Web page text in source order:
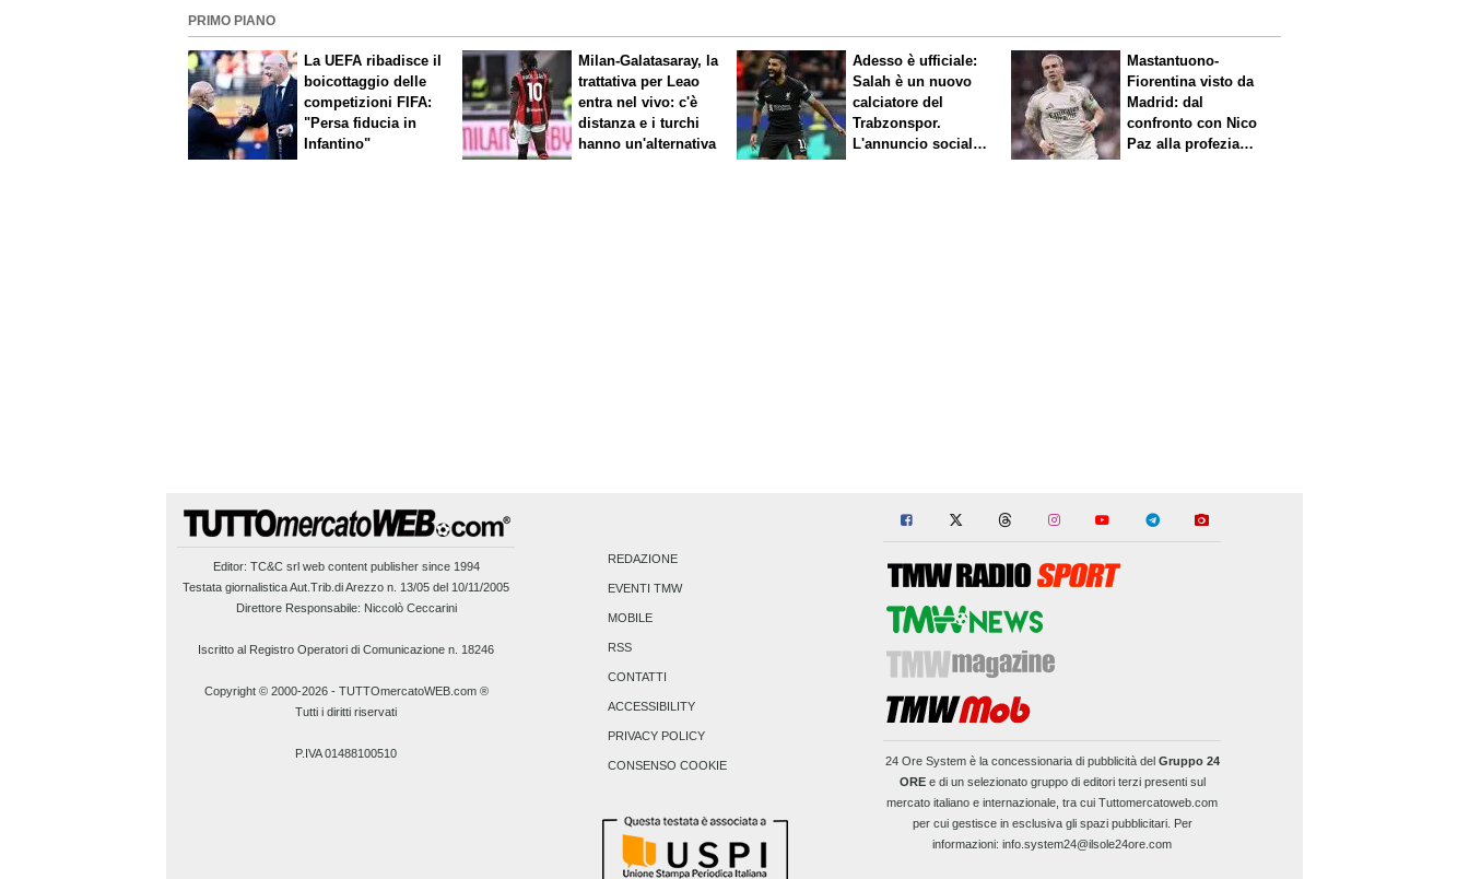
PRIMO PIANO
La UEFA ribadisce il
boicottaggio delle
competizioni FIFA:
"Persa fiducia in
Infantino"
Milan-Galatasaray, la
trattativa per Leao
entra nel vivo: c'è
distanza e i turchi
hanno un'alternativa
Adesso è ufficiale:
Salah è un nuovo
calciatore del
Trabzonspor.
L'annuncio social
Mastantuono-
Fiorentina visto da
Madrid: dal
confronto con Nico
Paz alla profezia
Editor: TC&C srl web content publisher since 1994
Testata giornalistica Aut.Trib.di Arezzo n. 13/05 del 10/11/2005
Direttore Responsabile: Niccolò Ceccarini
Iscritto al Registro Operatori di Comunicazione n. 18246
Copyright © 2000-2026- TUTTOmercatoWEB.com ®
Tutti i diritti riservati
P.IVA 01488100510
REDAZIONE
EVENTI TMW
MOBILE
RSS
CONTATTI
ACCESSIBILITY
PRIVACY POLICY
CONSENSO COOKIE 24 Ore Systemè la concessionaria di pubblicità del Gruppo 24
OREe di un selezionato gruppo di editori terzi presenti sul
mercato italiano e internazionale, tra cui Tuttomercatoweb.com
per cui gestisce in esclusiva gli spazi pubblicitari. Per
informazioni: info.system24@ilsole24ore.com